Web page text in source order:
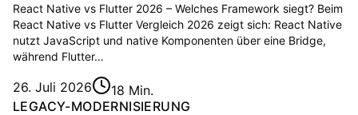
React Native vs Flutter 2026 – Welches Framework siegt? Beim
React Native vs Flutter Vergleich 2026 zeigt sich: React Native
nutzt JavaScript und native Komponenten über eine Bridge,
während Flutter…
26. Juli 2026
18 Min.
LEGACY-MODERNISIERUNG